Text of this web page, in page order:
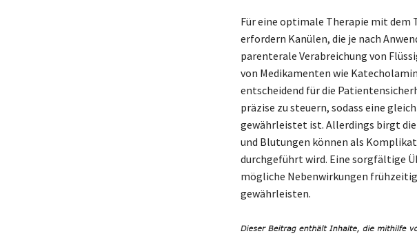
Für eine optimale Therapie mit
erfordern Kanülen, die je nach
parenterale Verabreichung von
von Medikamenten wie
entscheidend für die
präzise zu steuern, sodass eine
gewährleistet ist. Allerdings birgt die
und Blutungen können als
durchgeführt wird. Eine sorgfältige
mögliche Nebenwirkungen
gewährleisten.